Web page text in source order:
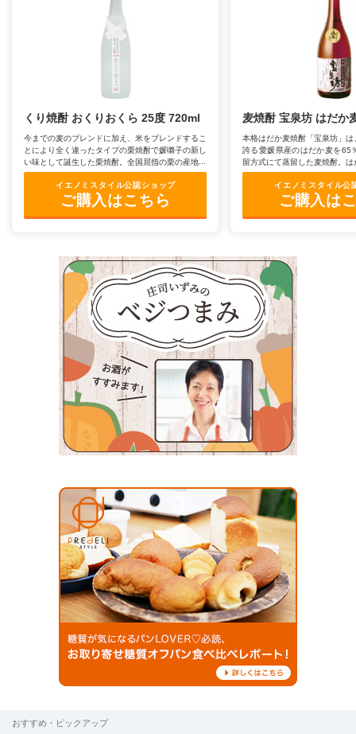
ノミスタイル] 公式twitterペ
エノミスタイル] 公式facebookペ
style[イエノミスタイル] 公式
くり焼酎 おくりおくら 25度 720ml
今までの麦のブレンドに加え、米をブレンドするこ
とにより全く違ったタイプの栗焼酎で媛囃子の新し
い味として誕生した栗焼酎。全国屈指の栗の産地四
国奥伊予の地栗を100%使用し皮を丁寧にむき取
り、低温でゆっくりと蒸留しまろやかに香り高く仕
上げられています。さらにに３年間貯蔵熟成させ、
栗のほのかな香りと甘味が特徴となっています。糖
分は一切添加していない自然の甘さの栗焼酎です。
イエノミスタイル公認ショップ
ご購入はこちら
麦焼酎 宝泉坊 はだか
本格はだか麦焼酎「宝泉坊」
誇る愛媛県産のはだか麦を65
留方式にて蒸留した麦焼酎。
りとコクのある味に仕上がって
イエノミスタイル公
ご購入は
おすすめ・ピックアップ